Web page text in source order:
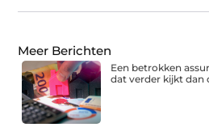
Meer Berichten
Een betrokken
dat verder kijkt dan